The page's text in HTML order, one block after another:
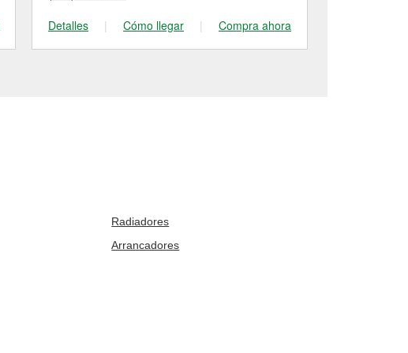
Detalles
| Cómo llegar | Compra ahora
Radiadores
Arrancadores